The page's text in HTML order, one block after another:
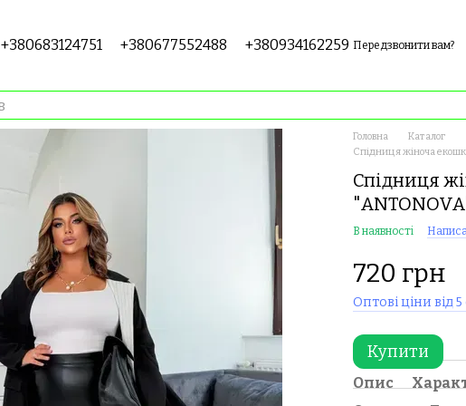
+380683124751 +380677552488 +380934162259 Передзвонити вам?
Головна Каталог
Спідниця жіноча
Спідниця
В наявності
720 грн
Оптові ціни від
Купити
Опис